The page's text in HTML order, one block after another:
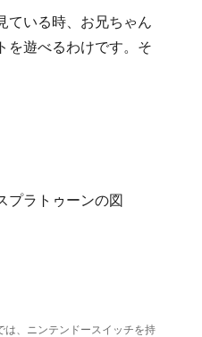
ている時、お兄ちゃん
を遊べるわけです。そ
は、ニンテンドースイッチを持